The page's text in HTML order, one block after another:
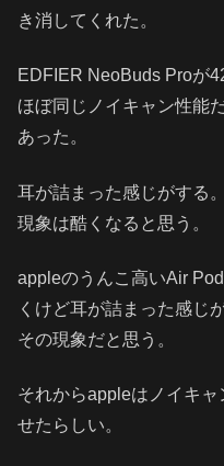
き消してくれた。
EDFIER NeoBuds Proが
ほぼ同じノイキャン性能
あった。
耳が詰まった感じがする
現象は酷くなると思う。
appleのうんこ高いAir
くけど耳が詰まった感じ
その現象だと思う。
それからappleはノイキ
せたらしい。